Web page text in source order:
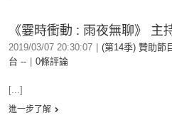
《霎時衝動 : 雨夜無聊》 主
2019/03/07 20:30:07 (第14季) 贊助節
台 --
0條評論
[...]
進一步了解